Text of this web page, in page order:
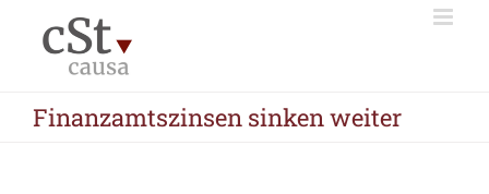
Inhalt
springen
Finanzamtszinsen sinken weiter